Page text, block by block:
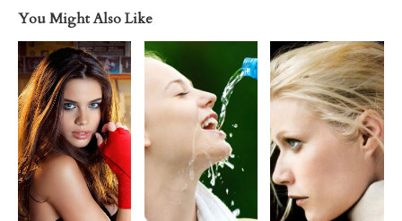
You Might Also Like